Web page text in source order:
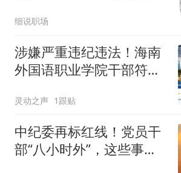
细说职场
涉嫌严重违纪违法！海南
外国语职业学院干部符振
灵动之声 1跟贴
中纪委再标红线！党员干
部“八小时外”，这些事都